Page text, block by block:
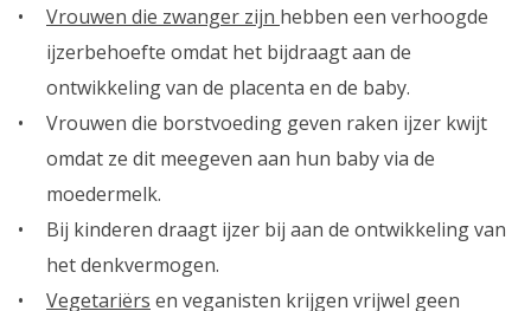
Vrouwen die zwanger zijn hebben een verhoogde
ijzerbehoefte omdat het bijdraagt aan de
ontwikkeling van de placenta en de baby.
Vrouwen die borstvoeding geven raken ijzer kwijt
omdat ze dit meegeven aan hun baby via de
moedermelk.
Bij kinderen draagt ijzer bij aan de ontwikkeling van
het denkvermogen.
Vegetariërs en veganisten krijgen vrijwel geen